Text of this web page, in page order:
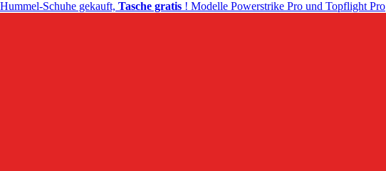
Hummel-Schuhe gekauft, Tasche gratis ! Modelle Powerstrike Pro und Topflight Pro